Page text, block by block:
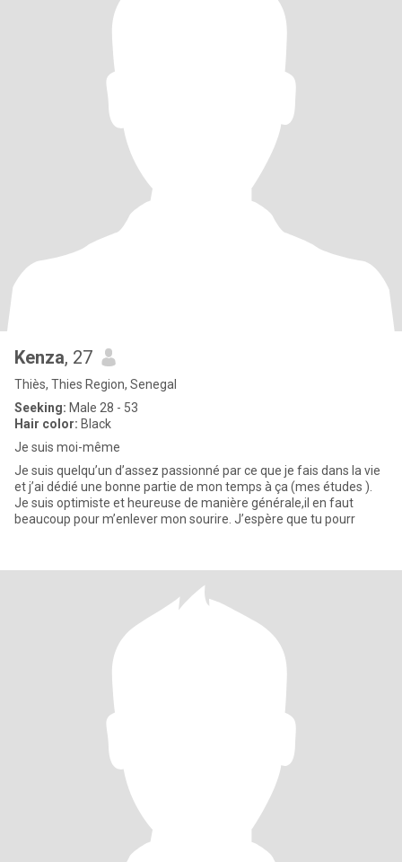
Kenza, 27
Thiès, Thies Region, Senegal
Seeking: Male 28 - 53
Hair color: Black
Je suis moi-même
Je suis quelqu’un d’assez passionné par ce que je fais dans la vie
et j’ai dédié une bonne partie de mon temps à ça (mes études ).
Je suis optimiste et heureuse de manière générale,il en faut
beaucoup pour m’enlever mon sourire. J’espère que tu pourr